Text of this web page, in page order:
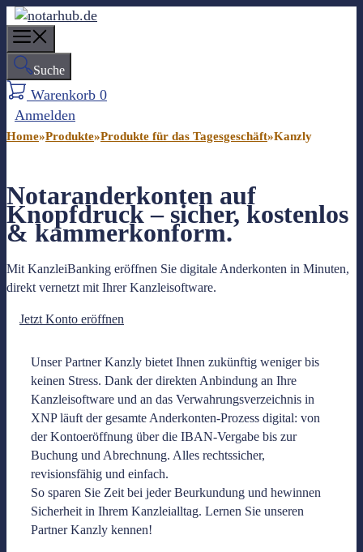
m
n
l
p
r
i
g
e
e
n
u
Suche
Warenkorb 0
Anmelden
Home»Produkte»Produkte für das Tagesgeschäft»Kanzly
Notaranderkonten auf
Knopfdruck – sicher, kostenlos
& kammerkonform.
Mit KanzleiBanking eröffnen Sie digitale Anderkonten in Minuten,
direkt vernetzt mit Ihrer Kanzleisoftware.
Jetzt Konto eröffnen
Unser Partner Kanzly bietet Ihnen zukünftig weniger bis
keinen Stress. Dank der direkten Anbindung an Ihre
Kanzleisoftware und an das Verwahrungsverzeichnis in
XNP läuft der gesamte Anderkonten-Prozess digital: von
der Kontoeröffnung über die IBAN-Vergabe bis zur
Buchung und Abrechnung. Alles rechtssicher,
revisionsfähig und einfach.
So sparen Sie Zeit bei jeder Beurkundung und hewinnen
Sicherheit in Ihrem Kanzleialltag. Lernen Sie unseren
Partner Kanzly kennen!